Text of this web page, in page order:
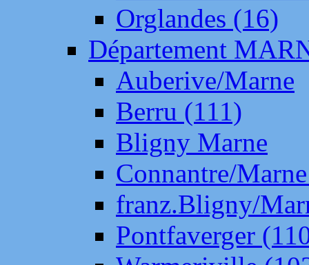
Orglandes (16)
Département
Auberive/Marne
Berru (111)
Bligny Marne
Connantre/
franz.Bligny/
Pontfaverger